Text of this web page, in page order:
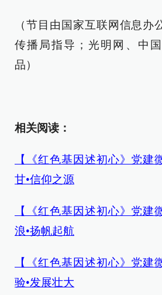
（节目由国家互联网信息办
传播局指导；光明网、中
品）
相关阅读：
【《红色基因述初心》党建
甘•信仰之源
【《红色基因述初心》党建
浪•扬帆起航
【《红色基因述初心》党建
验•发展壮大